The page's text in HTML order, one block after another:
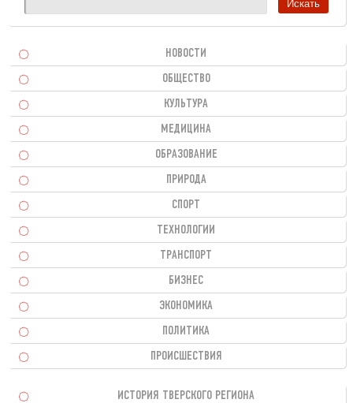
НОВОСТИ
ОБЩЕСТВО
КУЛЬТУРА
МЕДИЦИНА
ОБРАЗОВАНИЕ
ПРИРОДА
СПОРТ
ТЕХНОЛОГИИ
ТРАНСПОРТ
БИЗНЕС
ЭКОНОМИКА
ПОЛИТИКА
ПРОИСШЕСТВИЯ
ИСТОРИЯ ТВЕРСКОГО РЕГИОНА